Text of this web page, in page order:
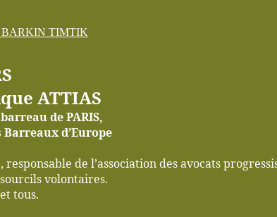
BARKIN TIMTIK
ATTIAS
de PARIS,
d’Europe
de l’association des avocats
volontaires.
tous.